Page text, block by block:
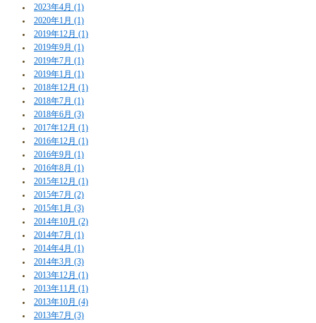
2023年4月 (1)
2020年1月 (1)
2019年12月 (1)
2019年9月 (1)
2019年7月 (1)
2019年1月 (1)
2018年12月 (1)
2018年7月 (1)
2018年6月 (3)
2017年12月 (1)
2016年12月 (1)
2016年9月 (1)
2016年8月 (1)
2015年12月 (1)
2015年7月 (2)
2015年1月 (3)
2014年10月 (2)
2014年7月 (1)
2014年4月 (1)
2014年3月 (3)
2013年12月 (1)
2013年11月 (1)
2013年10月 (4)
2013年7月 (3)